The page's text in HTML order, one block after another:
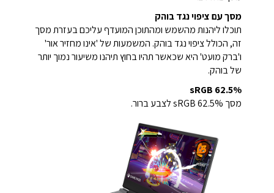
מסך עם ציפוי נגד בוהק
תוכלו ליהנות מהשמש ומהתוכן המועדף עליכם בעזרת מסך
זה, הכולל ציפוי נגד בוהק. המשמעות של 'אינו מחזיר אור'
ו'ברק מועט' היא שכאשר תהיו בחוץ תיהנו משיעור נמוך יותר
של בוהק.
62.5% sRGB
מסך 62.5% sRGB לצבע ברור.